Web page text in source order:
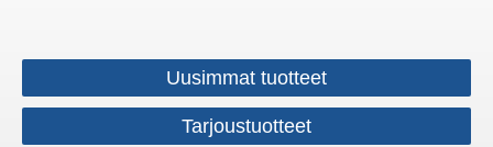
Uusimmat tuotteet
Tarjoustuotteet